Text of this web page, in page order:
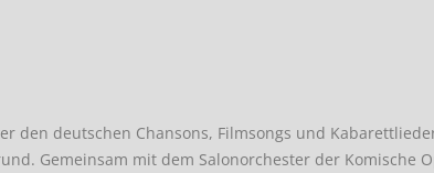
den deutschen Chansons, Filmsongs und
Gemeinsam mit dem Salonorchester der Komische